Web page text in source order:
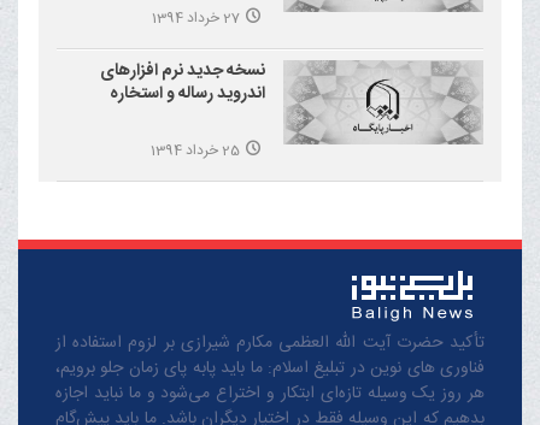
27 خرداد 1394
نسخه جدید نرم افزارهای
اندروید رساله و استخاره
25 خرداد 1394
تأکید حضرت آیت الله العظمی مکارم شیرازی بر لزوم استفاده از
فناوری های نوین در تبلیغ اسلام: ما باید پابه پای زمان جلو برویم،
هر روز یک وسیله تازه‌ای ابتکار و اختراع می‌شود و ما نباید اجازه
بدهیم که این وسیله فقط در اختیار دیگران باشد. ما باید پیش‌گام